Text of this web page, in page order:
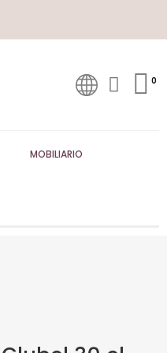
MOBILIARIO